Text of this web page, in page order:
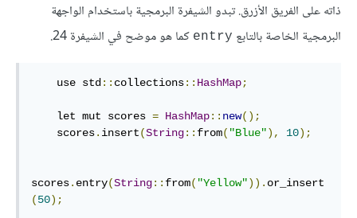
ذاته على الفريق الأزرق. تبدو الشيفرة البرمجية باستخدام الواجهة
البرمجية الخاصة بالتابع entry كما هو موضح في الشيفرة 24.
    use std
:: collections:: HashMap;
    let mut scores
= HashMap:: new();
    scores
. insert(String:: from( "Blue"), 10);
scores. entry(String:: from( "Yellow")). or_insert
(50);